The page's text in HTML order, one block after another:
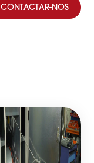
CONTACTAR-NOS